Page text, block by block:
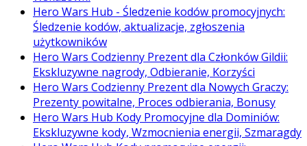
Hero Wars Hub - Śledzenie kodów promocyjnych:
Śledzenie kodów, aktualizacje, zgłoszenia
użytkowników
Hero Wars Codzienny Prezent dla Członków Gildii:
Ekskluzywne nagrody, Odbieranie, Korzyści
Hero Wars Codzienny Prezent dla Nowych Graczy:
Prezenty powitalne, Proces odbierania, Bonusy
Hero Wars Hub Kody Promocyjne dla Dominiów:
Ekskluzywne kody, Wzmocnienia energii, Szmaragdy